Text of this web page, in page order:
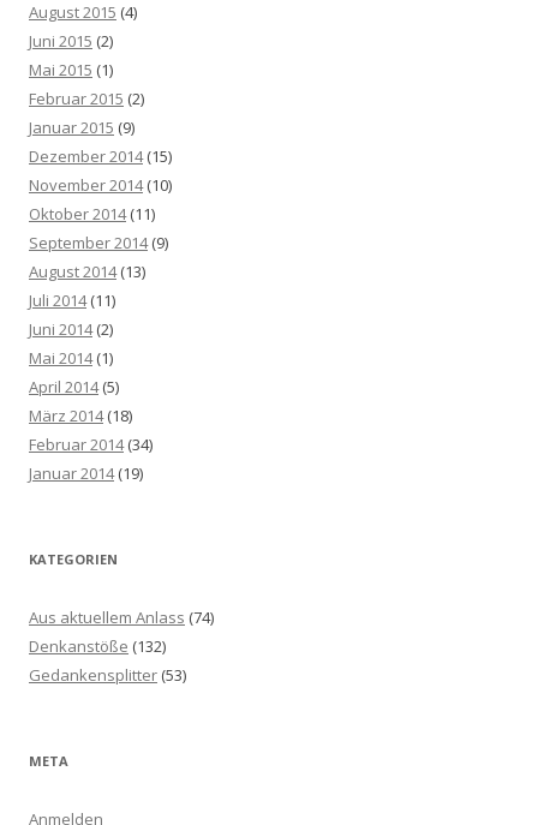
August 2015 (4)
Juni 2015 (2)
Mai 2015 (1)
Februar 2015 (2)
Januar 2015 (9)
Dezember 2014(15)
November 2014(10)
Oktober 2014(11)
September 2014(9)
August 2014(13)
Juli 2014(11)
Juni 2014(2)
Mai 2014(1)
April 2014(5)
März 2014(18)
Februar 2014(34)
Januar 2014(19)
KATEGORIEN
Aus aktuellem Anlass (74)
Denkanstöße (132)
Gedankensplitter (53)
META
Anmelden